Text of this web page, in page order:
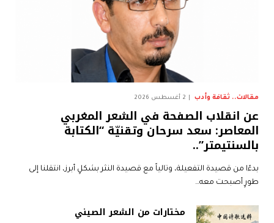
مقالات.. ثقافة وأدب 2 أغسطس 2026
عن انقلاب الصفحة في الشعر المغربي
المعاصر: سعد سرحان وتقنيّة “الكتابة
بالسنتيمتر”..
بدءًا من قصيدة التفعيلة، وتالياً مع قصيدة النثر بشكلٍ أبرز، انتقلنا إلى
طورٍ أصبحت معه…
مختارات من الشعر الصيني